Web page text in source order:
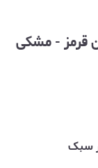
قرمز - مشکی
سبک